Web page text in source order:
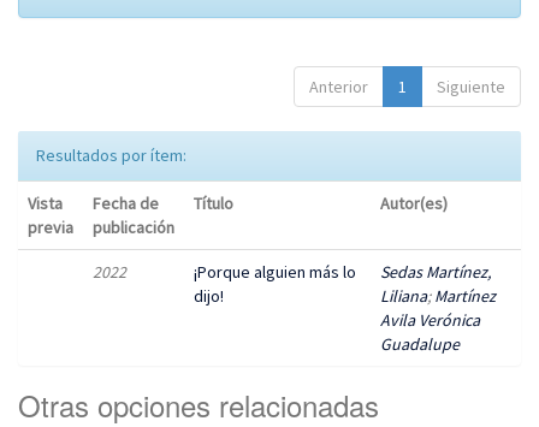
Anterior 1 Siguiente
Resultados por ítem:
Vista
previa
Fecha de
publicación
Título Autor(es)
2022
¡Porque alguien más lo
dijo!
Sedas Martínez,
Liliana;Martínez
Avila Verónica
Guadalupe
Otras opciones relacionadas